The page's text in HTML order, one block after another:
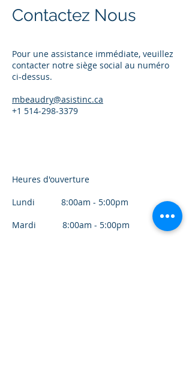
Contactez Nous
Pour une assistance immédiate, veuillez
contacter notre siège social au numéro
ci-dessus.
mbeaudry@asistinc.ca
+1 514-298-3379
Heures d'ouverture
Lundi 8:00am - 5:00pm
Mardi 8:00am - 5:00pm